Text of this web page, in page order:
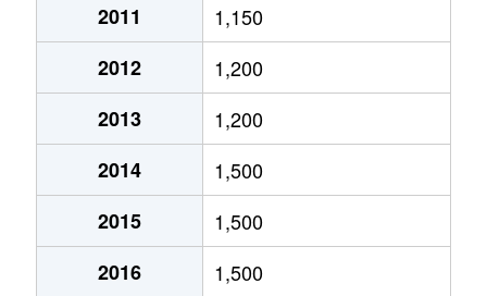
北８条東
3,000万円
北８条東
2,600万円
北９条東
3,400万円
北１０条東
1,800万円
北１０条東
1,900万円
北１２条東
1,800万円
2011
1,150
2012
1,200
2013
1,200
2014
1,500
2015
1,500
2016
1,500